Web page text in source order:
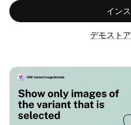
イン
デモスト